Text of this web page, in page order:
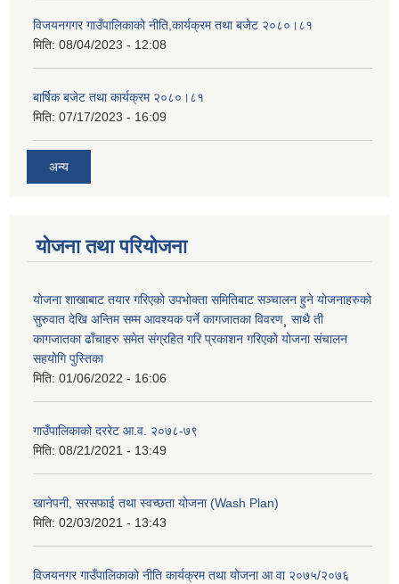
विजयनगगर गाउँपालिकाको नीति,कार्यक्रम तथा बजेट २०८०।८१
मिति: 08/04/2023 - 12:08
बार्षिक बजेट तथा कार्यक्रम २०८०।८१
मिति: 07/17/2023 - 16:09
अन्य
योजना तथा परियोजना
योजना शाखाबाट तयार गरिएको उपभोक्ता समितिबाट सञ्चालन हुने योजनाहरुको
सुरुवात देखि अन्तिम सम्म आवश्यक पर्ने कागजातका विवरण¸ साथै ती
कागजातका ढाँचाहरु समेत संग्रहित गरि प्रकाशन गरिएको योजना संचालन
सहयोगि पुस्तिका
मिति: 01/06/2022 - 16:06
गाउँपालिकाको दररेट आ.व. २०७८-७९
मिति: 08/21/2021 - 13:49
खानेपनी, सरसफाई तथा स्वच्छता योजना (Wash Plan)
मिति: 02/03/2021 - 13:43
विजयनगर गाउँपालिकाको नीति कार्यक्रम तथा योजना आ वा २०७५/२०७६